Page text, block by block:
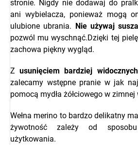
stronie. Nigdy nie dodawaj do
ani wybielacza, ponieważ mogą
ulubione ubrania.
Nie używaj
pozwól mu wyschnąć.Dzięki tej
zachowa piękny wygląd.
Zusunięciem bardziej
zalecamy wstępne pranie w jak
pomocą mydła żółciowego w zimnej
Wełna merino to bardzo delikatny
żywotność zależy od
użytkowania.